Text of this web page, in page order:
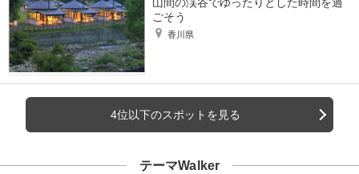
山間の渓谷でゆったりとした時間を過
ごそう
香川県
4位以下のスポットを見る
テーマWalker